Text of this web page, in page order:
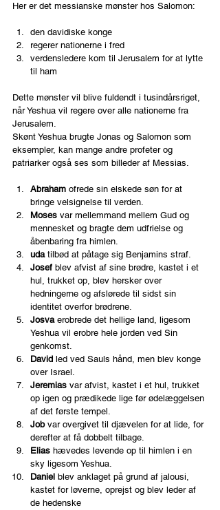
Her er det messianske mønster hos Salomon:
den davidiske konge
regerer nationerne i fred
verdensledere kom til Jerusalem for at lytte
til ham
Dette mønster vil blive fuldendt i tusindårsriget,
når Yeshua vil regere over alle nationerne fra
Jerusalem.
Skønt Yeshua brugte Jonas og Salomon som
eksempler, kan mange andre profeter og
patriarker også ses som billeder af Messias.
Abraham ofrede sin elskede søn for at
bringe velsignelse til verden.
Moses var mellemmand mellem Gud og
mennesket og bragte dem udfrielse og
åbenbaring fra himlen.
uda tilbød at påtage sig Benjamins straf.
Josef blev afvist af sine brødre, kastet i et
hul, trukket op, blev hersker over
hedningerne og afslørede til sidst sin
identitet overfor brødrene.
Josva erobrede det hellige land, ligesom
Yeshua vil erobre hele jorden ved Sin
genkomst.
David led ved Sauls hånd, men blev konge
over Israel.
Jeremias var afvist, kastet i et hul, trukket
op igen og prædikede lige før ødelæggelsen
af det første tempel.
Job var overgivet til djævelen for at lide, for
derefter at få dobbelt tilbage.
Elias hævedes levende op til himlen i en
sky ligesom Yeshua.
Daniel blev anklaget på grund af jalousi,
kastet for løverne, oprejst og blev leder af
de hedenske